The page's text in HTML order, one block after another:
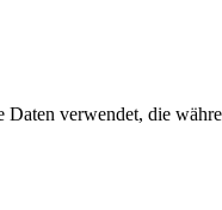
verwendet, die